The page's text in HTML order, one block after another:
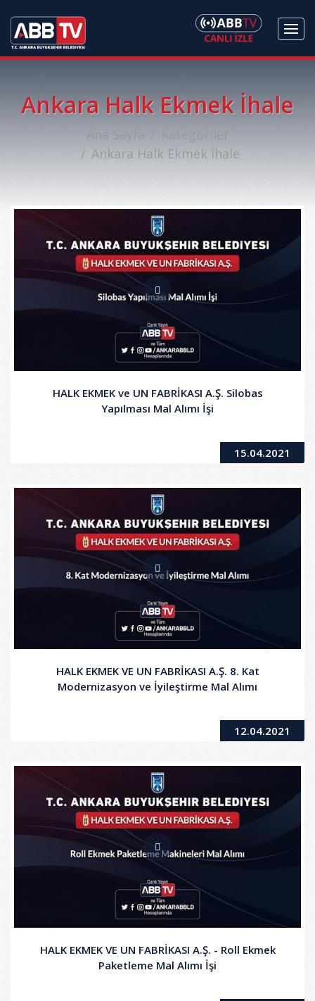
Ankara Halk Ekmek İhale
Ana Sayfa
Kategoriler
Ankara Halk Ekmek İhale
HALK EKMEK ve UN FABRİKASI A.Ş. Silobas
Yapılması Mal Alımı İşi
15.04.2021
HALK EKMEK VE UN FABRİKASI A.Ş. 8. Kat
Modernizasyon ve İyileştirme Mal Alımı
12.04.2021
HALK EKMEK VE UN FABRİKASI A.Ş. - Roll Ekmek
Paketleme Mal Alımı İşi